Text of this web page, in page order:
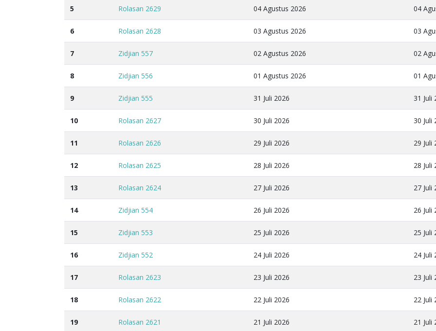
5 Rolasan 2629 04 Agustus 2026 04
6 Rolasan 2628 03 Agustus 2026 03
7 Zidjian 557 02 Agustus 2026 02
8 Zidjian 556 01 Agustus 2026 01
9 Zidjian 555 31 Juli 2026 31 Juli
10 Rolasan 2627 30 Juli 2026 30 Juli
11 Rolasan 2626 29 Juli 2026 29 Juli
12 Rolasan 2625 28 Juli 2026 28 Juli
13 Rolasan 2624 27 Juli 2026 27 Juli
14 Zidjian 554 26 Juli 2026 26 Juli
15 Zidjian 553 25 Juli 2026 25 Juli
16 Zidjian 552 24 Juli 2026 24 Juli
17 Rolasan 2623 23 Juli 2026 23 Juli
18 Rolasan 2622 22 Juli 2026 22 Juli
19 Rolasan 2621 21 Juli 2026 21 Juli